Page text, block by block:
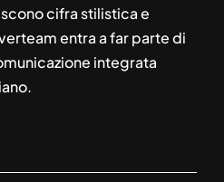
cifra stilistica e
entra a far parte di
integrata